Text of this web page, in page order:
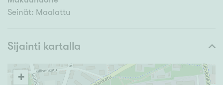
Seinät: Maalattu
Sijainti kartalla
+